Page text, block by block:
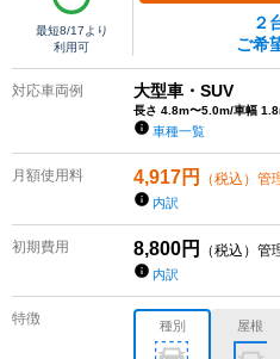
最短8/17 より
利用可
２
ご希
対応車両例 大型車・SUV
長さ 4.8m〜5.0m/車幅
車種一覧
月額使用料 4,917円 （税込）管
内訳
初期費用 8,800円 （税込）管
内訳
特徴 種別 屋根